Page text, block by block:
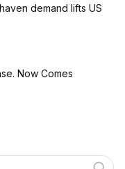
demand lifts US
Now Comes